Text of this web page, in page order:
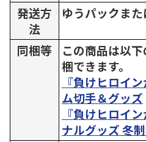
発送方
法
ゆうパックま
同梱等
この商品は以
梱できます。
『負けヒロイ
ム切手＆グッズ
『負けヒロイ
ナルグッズ 冬